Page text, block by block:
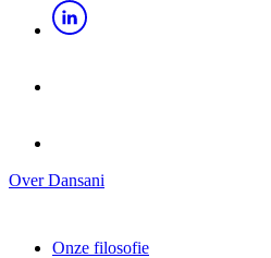
Over Dansani
Onze filosofie